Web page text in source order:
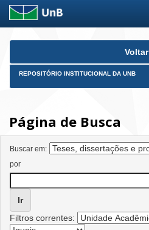
Skip
Voltar
REPOSITÓRIO INSTITUCIONAL DA UNB
Página de Busca
Buscar em:
por
Filtros correntes: